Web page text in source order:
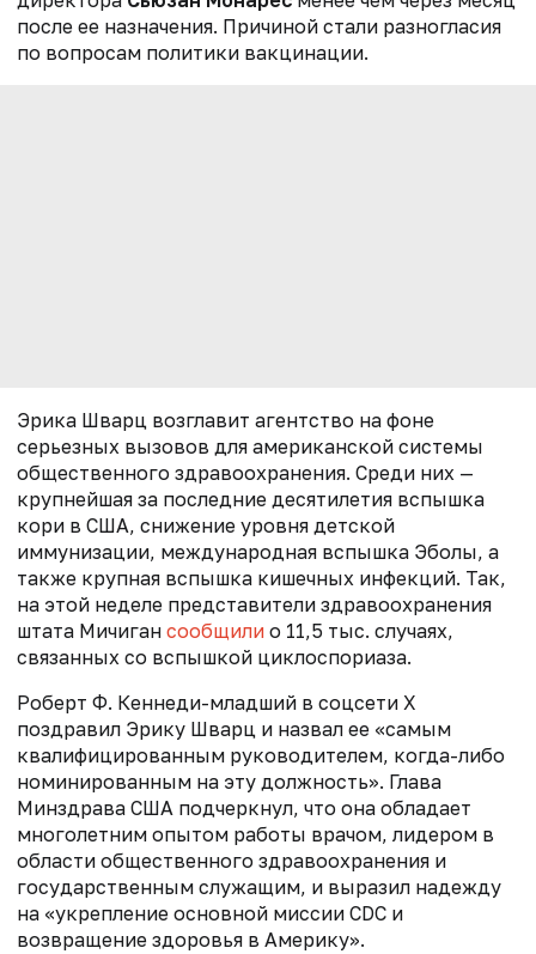
после ее назначения. Причиной стали разногласия
по вопросам политики вакцинации.
Эрика Шварц возглавит агентство на фоне
серьезных вызовов для американской системы
общественного здравоохранения. Среди них —
крупнейшая за последние десятилетия вспышка
кори в США, снижение уровня детской
иммунизации, международная вспышка Эболы, а
также крупная вспышка кишечных инфекций. Так,
на этой неделе представители здравоохранения
штата Мичиган сообщили о 11,5 тыс. случаях,
связанных со вспышкой циклоспориаза.
Роберт Ф. Кеннеди-младший в соцсети Х
поздравил Эрику Шварц и назвал ее «самым
квалифицированным руководителем, когда-либо
номинированным на эту должность». Глава
Минздрава США подчеркнул, что она обладает
многолетним опытом работы врачом, лидером в
области общественного здравоохранения и
государственным служащим, и выразил надежду
на «укрепление основной миссии CDC и
возвращение здоровья в Америку».